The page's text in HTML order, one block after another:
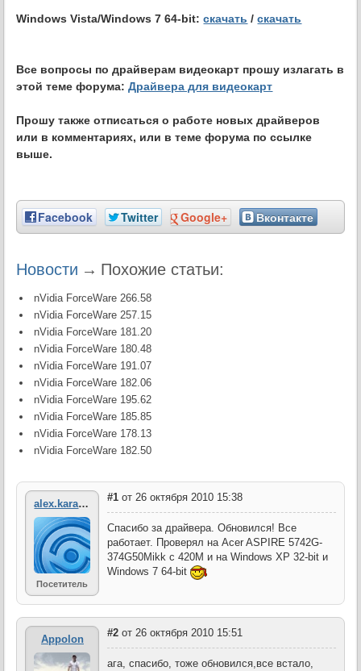
Windows Vista/Windows 7 64-bit:скачать /скачать
Все вопросы по драйверам видеокарт прошу излагать в
этой теме форума:Драйвера для видеокарт
Прошу также отписаться о работе новых драйверов
или в комментариях, или в теме форума по ссылке
выше.
Facebook Twitter Google+ Вконтакте
Новости → Похожие статьи:
nVidia ForceWare 266.58
nVidia ForceWare 257.15
nVidia ForceWare 181.20
nVidia ForceWare 180.48
nVidia ForceWare 191.07
nVidia ForceWare 182.06
nVidia ForceWare 195.62
nVidia ForceWare 185.85
nVidia ForceWare 178.13
nVidia ForceWare 182.50
alex.karavaev
Посетитель
#1 от 26 октября 2010 15:38
Спасибо за драйвера. Обновился! Все
работает. Проверял на Acer ASPIRE 5742G-
374G50Mikk с 420M и на Windows XP 32-bit и
Windows 7 64-bit
Appolon
#2 от 26 октября 2010 15:51
ага, спасибо, тоже обновился,все встало,